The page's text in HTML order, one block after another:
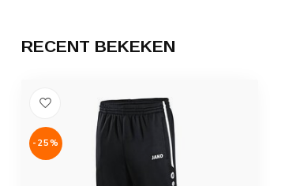
RECENT BEKEKEN
-25%